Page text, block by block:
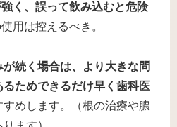
く、誤って飲み込むと危険
用は控えるべき。
が続く場合は、より大きな問
ためできるだけ早く歯科医
すめします。（根の治療や膿